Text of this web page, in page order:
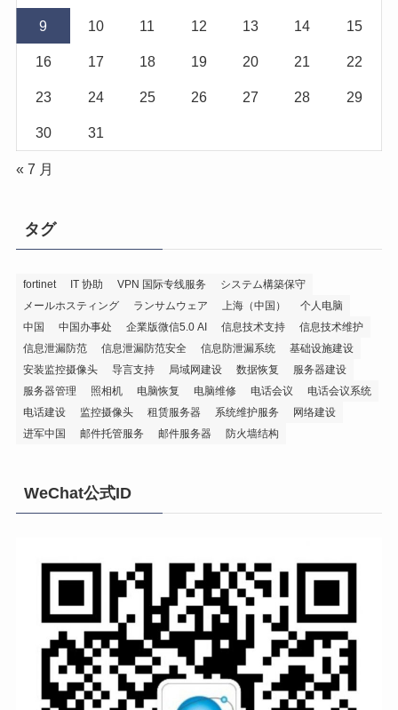
9 10 11 12 13 14 15
16 17 18 19 20 21 22
23 24 25 26 27 28 29
30 31
« 7 月
タグ
fortinet IT 协助 VPN 国际专线服务
システム構築保守
メールホスティング
ランサムウェア 上海（中国）
个人电脑
中国
中国办事处 企業版微信5.0 AI 信息技术支持
信息技术维护
信息泄漏防范
信息泄漏防范安全 信息防泄漏系统
基础设施建设
安装监控摄像头
导言支持 局域网建设 数据恢复
服务器建设
服务器管理
照相机 电脑恢复 电脑维修 电话会议
电话会议系统
电话建设
监控摄像头 租赁服务器 系统维护服务
网络建设
进军中国
邮件托管服务 邮件服务器 防火墙结构
WeChat公式ID